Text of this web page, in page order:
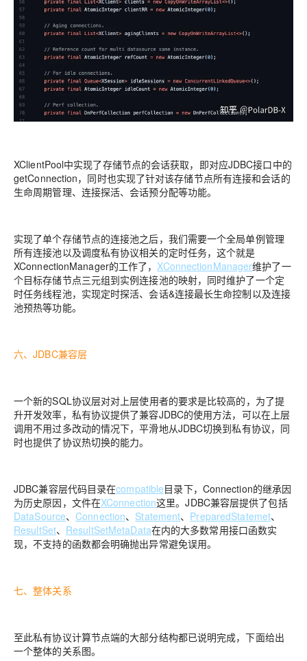
XClientPool中实现了存储节点的会话获取，即对应JDBC接口中的
getConnection，同时也实现了针对该存储节点所有连接和会话的
生命周期管理、连接探活、会话预分配等功能。
实现了单个存储节点的连接池之后，我们需要一个全局单例管理
所有连接池以及调度私有协议相关的定时任务，这个就是
XConnectionManager的工作了，XConnectionManager维护了一
个目标存储节点三元组到实例连接池的映射，同时维护了一个定
时任务线程池，实现定时探活、会话&连接最长生命控制以及连接
池预热等功能。
六、JDBC兼容层
一个新的SQL协议层对对上层使用者的要求是比较高的，为了提
升开发效率，私有协议提供了兼容JDBC的使用方法，可以在上层
调用不用过多改动的情况下，平滑地从JDBC切换到私有协议，同
时也提供了协议热切换的能力。
JDBC兼容层代码目录在compatible目录下，Connection的继承因
为历史原因，文件在XConnection这里。JDBC兼容层提供了包括
DataSource、Connection、 Statement、 PreparedStatemet、
ResultSet、 ResultSetMetaData在内的大多数常用接口函数实
现，不支持的函数都会明确抛出异常避免误用。
七、整体关系
至此私有协议计算节点端的大部分结构都已说明完成，下面给出
一个整体的关系图。